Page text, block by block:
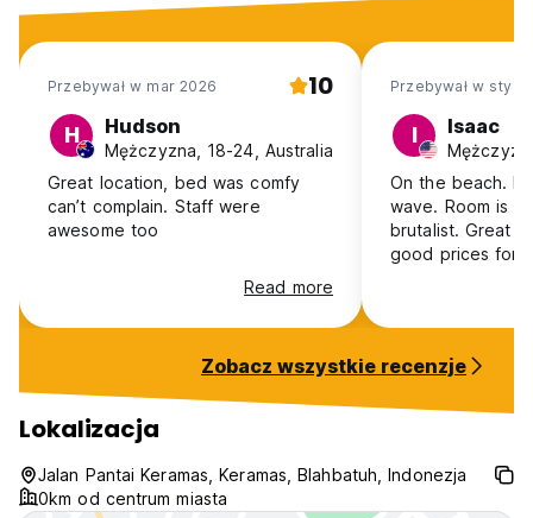
Przebywał w mar 2026 10
H Hudson
Mężczyzna, 18-24, Australia
Great location, bed was comfy
can’t complain. Staff were
awesome too
Read more
Przebywał w sty
I Isaac
On the beach.
wave. Room is
brutalist. Great
good prices for
gets the job
great wave.
Zobacz wszystkie recenzje
Lokalizacja
Jalan Pantai Keramas, Keramas, Blahbatuh, Indonezja
0km od centrum miasta